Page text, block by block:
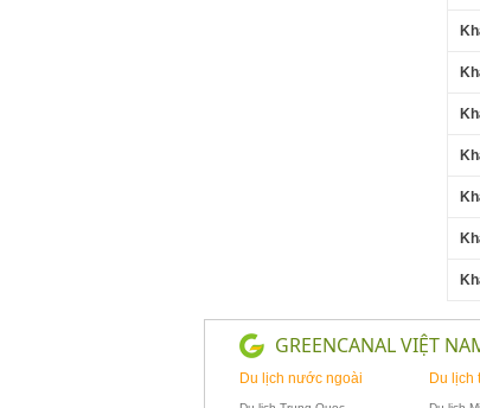
GREENCANAL VIỆT
Du lịch nước ngoài Du lịch